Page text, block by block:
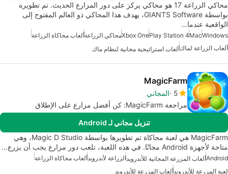
محاكي الزراعة 17 هو محاكي يركز على دور المزارع الحديث. تم تطويره
بواسطة GIANTS Software، يهدف هذا المحاكي ذو العالم المفتوح إلى
الواقعية عندما…
Windows
Mac
Play Station 4
Xbox Oneمحاكي الزراعةألعاب محاكاة الزراعة
ألعاب الزراعة لماكألعاب استراتيجية مجانية لنظام ماك
MagicFarm
5 المجاني
مراجعة MagicFarm: كن أفضل مزارع على الإطلاق
تنزيل مجاني لـ Android
MagicFarm هي لعبة محاكاة تم تطويرها بواسطة Magic D Studio، وهي
متاحة لأجهزة Android مجانًا. في هذه اللعبة، تلعب دور مزارع يجب أن يزرع…
Androidألعاب المزرعة المجانية للأندرويدالزراعة لأندرويدألعاب محاكاة الزراعة
لعبة المزرعة للأندرويدألعاب المزرعة للأندرويد